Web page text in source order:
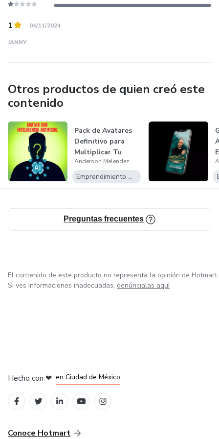
1 04/11/2024
JANNY
Otros productos de quien creó este
contenido
Pack de Avatares
Definitivo para
Multiplicar Tu
Negocio
Anderson Melendez
Emprendimiento Digital
Preguntas frecuentes
El contenido de este producto no representa la opinión de Hotmart.
Si ves informaciones inadecuadas, denúncialas aquí
Hecho con ❤ en Ciudad de México
Conoce Hotmart